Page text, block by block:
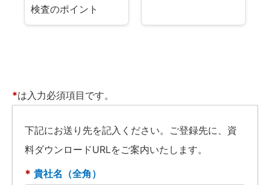
検査のポイント
*は入力必須項目です。
下記にお送り先を記入ください。ご登録先に、資
料ダウンロードURLをご案内いたします。
貴社名（全角）
*